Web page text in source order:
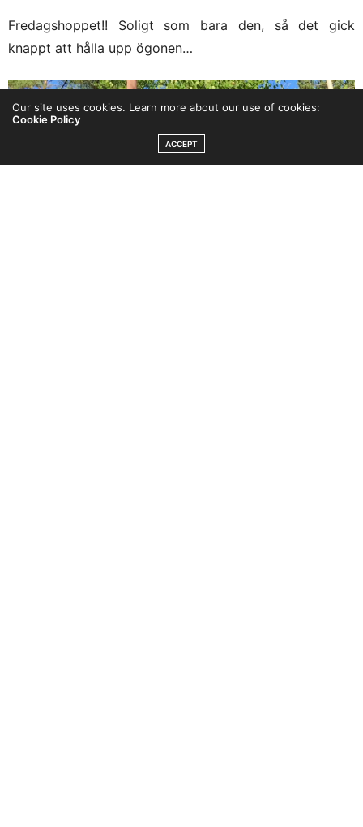
Fredagshoppet!! Soligt som bara den, så det gick
knappt att hålla upp ögonen…
Our site uses cookies. Learn more about our use of cookies:
Cookie Policy
ACCEPT